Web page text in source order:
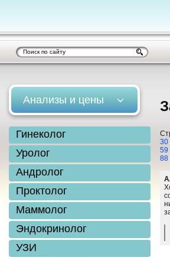
30
59
88
Анализы и цены
Гинеколог
Уролог
Андролог
Проктолог
Маммолог
Эндокринолог
УЗИ